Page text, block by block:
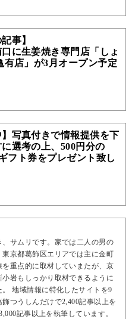
事】
に生姜焼き専門店「しょ
有店」が3月オープン予定
】写真付きで情報提供を下
選考の上、500円分の
フト券をプレゼント致し
、サムリです。家では二人の男の
東京都葛飾区エリアでは主に金町
を重点的に取材していまたが、京
小岩もしっかり取材できるように
地域情報に特化したサイトを9
つうしんだけで2,400記事以上を
記事以上を執筆しています。